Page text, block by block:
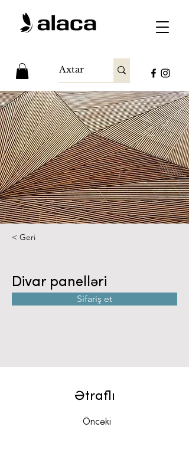
< Geri
Divar panelləri
Sifariş et
Ətraflı
Öncəki